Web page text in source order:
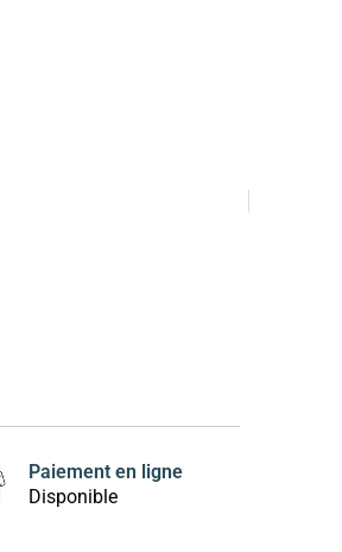
Paiement en ligne
Disponible